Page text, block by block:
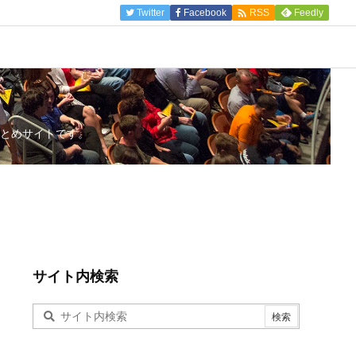
Twitter Facebook  RSS Feedly
めサイトです。
サイト内検索